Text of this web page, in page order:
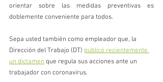
orientar sobre las medidas preventivas es
doblemente conveniente para todos.
Sepa usted también como empleador que, la
Dirección del Trabajo (DT) publicó recientemente
un dictamen que regula sus acciones ante un
trabajador con coronavirus.